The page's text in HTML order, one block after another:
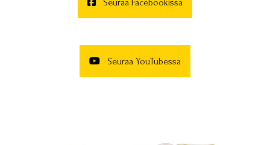
Seuraa Facebookissa
Seuraa YouTubessa